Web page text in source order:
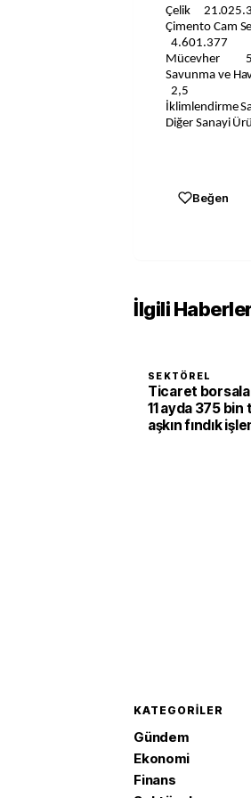
Çelik
Çimento
4.601.377
Mücevher
Savunma ve
2,5
Diğer
Beğen
İlgili
SEKTÖREL
Ticaret
11 ayda 375 bin
aşkın fındık
KATEGORILER
Gündem
Ekonomi
Finans